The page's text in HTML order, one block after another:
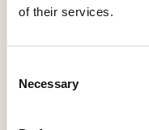
of their services.
Necessary